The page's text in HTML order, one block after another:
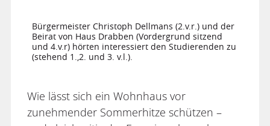
Bürgermeister Christoph Dellmans (2.v.r.) und der
Beirat von Haus Drabben (Vordergrund sitzend
und 4.v.r) hörten interessiert den Studierenden zu
(stehend 1.,2. und 3. v.l.).
Wie lässt sich ein Wohnhaus vor
zunehmender Sommerhitze schützen –